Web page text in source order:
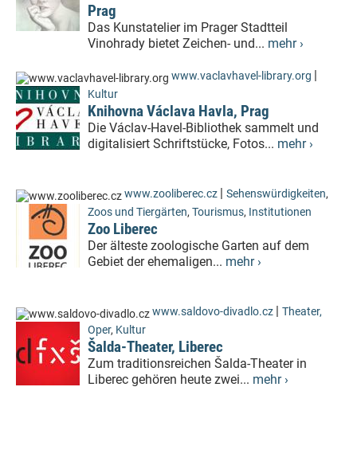
Prag
Das Kunstatelier im Prager Stadtteil
Vinohrady bietet Zeichen- und... mehr ›
www.vaclavhavel-library.org |
Kultur
Knihovna Václava Havla, Prag
Die Václav-Havel-Bibliothek sammelt und
digitalisiert Schriftstücke, Fotos... mehr ›
www.zooliberec.cz | Sehenswürdigkeiten,
Zoos und Tiergärten, Tourismus, Institutionen
Zoo Liberec
Der älteste zoologische Garten auf dem
Gebiet der ehemaligen... mehr ›
www.saldovo-divadlo.cz | Theater,
Oper, Kultur
Šalda-Theater, Liberec
Zum traditionsreichen Šalda-Theater in
Liberec gehören heute zwei... mehr ›